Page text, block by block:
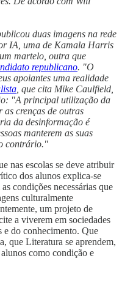
duas imagens na rede
IA, uma de Kamala Harris
martelo, outra que
republicano. "O
apoiantes uma realidade
, que cita Mike Caulfield,
"A principal utilização da
as crenças de outras
da desinformação é
manterem as suas
contrário."
nas escolas se deve atribuir
dos alunos explica-se
condições necessárias que
culturalmente
um projeto de
a viverem em sociedades
e do conhecimento. Que
que Literatura se aprendem,
como condição e